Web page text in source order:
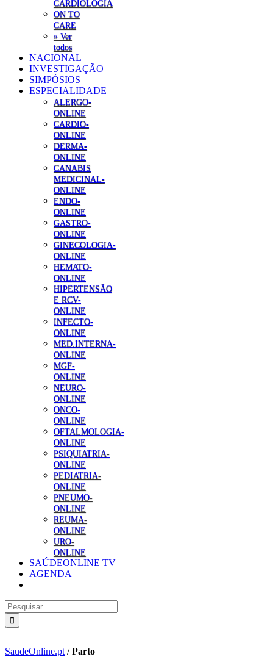
CARDIOLOGIA
ON TO
CARE
» Ver
todos
NACIONAL
INVESTIGAÇÃO
SIMPÓSIOS
ESPECIALIDADE
ALERGO-
ONLINE
CARDIO-
ONLINE
DERMA-
ONLINE
CANABIS
MEDICINAL-
ONLINE
ENDO-
ONLINE
GASTRO-
ONLINE
GINECOLOGIA-
ONLINE
HEMATO-
ONLINE
HIPERTENSÃO
E RCV-
ONLINE
INFECTO-
ONLINE
MED.INTERNA-
ONLINE
MGF-
ONLINE
NEURO-
ONLINE
ONCO-
ONLINE
OFTALMOLOGIA-
ONLINE
PSIQUIATRIA-
ONLINE
PEDIATRIA-
ONLINE
PNEUMO-
ONLINE
REUMA-
ONLINE
URO-
ONLINE
SAÚDEONLINE TV
AGENDA
Pesquisar
SaudeOnline.pt /Parto